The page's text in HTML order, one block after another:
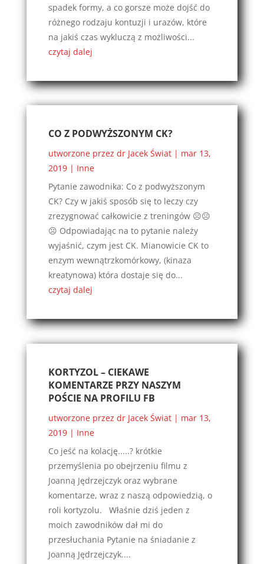
spadek formy, a co gorsze może dojść do
różnego rodzaju kontuzji i urazów, które
na jakiś czas wykluczą z możliwości...
czytaj dalej
CO Z PODWYŻSZONYM CK?
utworzone przez dr Jacek Świat| mar 13,
2019| Inne
Pytanie zawodnika: Co z podwyższonym
CK? Czy w jakiś sposób się to leczy czy
zrezygnować całkowicie z treningów ☹️☹️
☹️ Odpowiadając na to pytanie należy
wyjaśnić, czym jest CK. Mianowicie CK to
enzym wewnątrzkomórkowy, (kinaza
kreatynowa) która dostaje się do...
czytaj dalej
KORTYZOL – CIEKAWE
KOMENTARZE PRZY NASZYM
POŚCIE NA PROFILU FB
utworzone przez dr Jacek Świat| mar 13,
2019| Inne
Co jeść na kolację.....? krótkie
przemyślenia po obejrzeniu filmu z
Joanną Jędrzejczyk oraz wybrane
komentarze, wraz z naszą odpowiedzią, o
roli kortyzolu. Właśnie dziś jeden z
moich zawodników dał mi do
przesłuchania Pytanie na śniadanie z
Joanną Jędrzejczyk....